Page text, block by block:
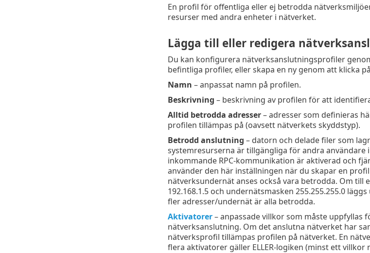
En profil för offentliga eller ej betrodda
resurser med andra enheter i nätverket.
Lägga till eller redigera
Du kan konfigurera nätverksanslutningsprofiler
befintliga profiler, eller skapa en ny genom att klicka på
Namn – anpassat namn på profilen.
Beskrivning – beskrivning av profilen för att
Alltid betrodda adresser– adresser som definieras
profilen tillämpas på (oavsett nätverkets skyddstyp).
Betrodd anslutning – datorn och delade filer som
systemresurserna är tillgängliga för andra
inkommande RPC-kommunikation är aktiverad och
använder den här inställningen när du skapar en
nätverksundernät anses också vara betrodda. Om
192.168.1.5 och undernätsmasken 255.255.255.0
fler adresser/undernät är alla betrodda.
Aktivatorer– anpassade villkor som måste uppfyllas
nätverksanslutning. Om det anslutna nätverket har
nätverksprofil tillämpas profilen på nätverket. En
flera aktivatorer gäller ELLER-logiken (minst ett villkor